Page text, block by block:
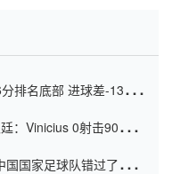
排名底部 进球差-13令人
：Vinicius 0射击90分钟
国家足球队错过了世界